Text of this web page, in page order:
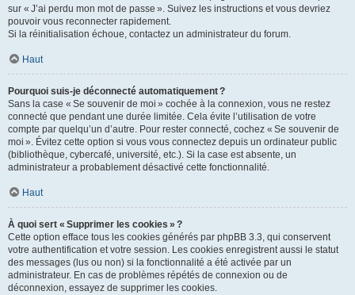
sur « J’ai perdu mon mot de passe ». Suivez les instructions et vous devriez
pouvoir vous reconnecter rapidement.
Si la réinitialisation échoue, contactez un administrateur du forum.
Haut
Pourquoi suis-je déconnecté automatiquement ?
Sans la case « Se souvenir de moi » cochée à la connexion, vous ne restez
connecté que pendant une durée limitée. Cela évite l’utilisation de votre
compte par quelqu’un d’autre. Pour rester connecté, cochez « Se souvenir de
moi ». Évitez cette option si vous vous connectez depuis un ordinateur public
(bibliothèque, cybercafé, université, etc.). Si la case est absente, un
administrateur a probablement désactivé cette fonctionnalité.
Haut
À quoi sert « Supprimer les cookies » ?
Cette option efface tous les cookies générés par phpBB 3.3, qui conservent
votre authentification et votre session. Les cookies enregistrent aussi le statut
des messages (lus ou non) si la fonctionnalité a été activée par un
administrateur. En cas de problèmes répétés de connexion ou de
déconnexion, essayez de supprimer les cookies.